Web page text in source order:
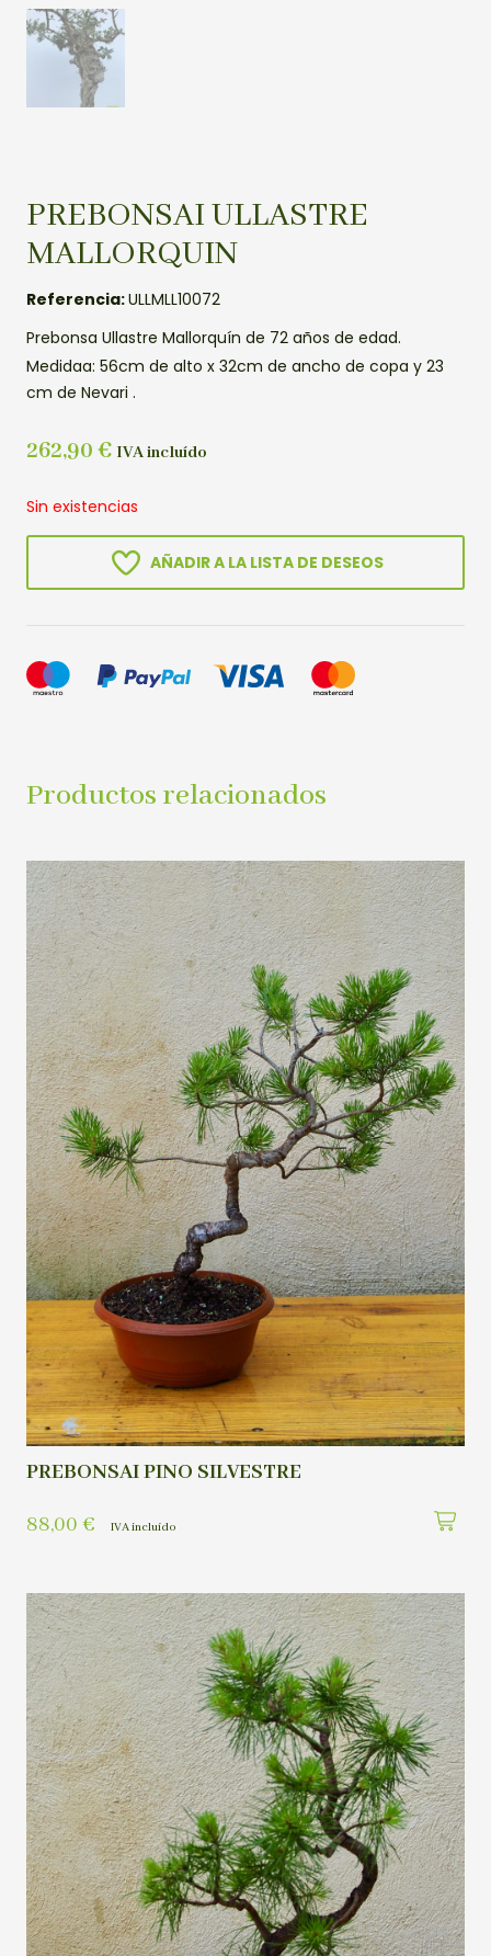
PREBONSAI ULLASTRE
MALLORQUIN
Referencia:ULLMLL10072
Prebonsa Ullastre Mallorquín de 72 años de edad.
Medidaa: 56cm de alto x 32cm de ancho de copa y 23
cm de Nevari .
262,90 € IVA incluído
Sin existencias
AÑADIR A LA LISTA DE DESEOS
Productos relacionados
PREBONSAI PINO SILVESTRE
88,00 € IVA incluído